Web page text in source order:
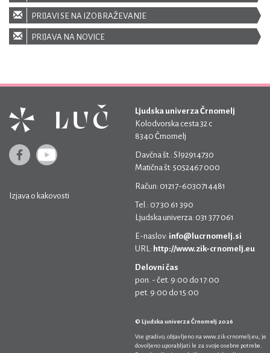
PRIJAVI SE NA IZOBRAŽEVANJE
PRIJAVA NA NOVICE
Izjava o kakovosti
Ljudska univerza Črnomelj
Kolodvorska cesta 32 c
8340 Črnomelj
Davčna št.: SI92914730
Matična št: 5052467 000
Račun: 01217-6030714481
Tel.: 07 30 61 390
Ljudska univerza: 031 377 061
E-naslov: info@lucrnomelj.si
URL: http://www.zik-crnomelj.eu
Delovni čas
pon. - čet. 9:00 do 17:00
pet. 9:00 do 15:00
© Ljudska univerza Črnomelj 2026
Vse gradivo, objavljeno na www.zik-crnomelj.eu , je
dovoljeno uporabljati le za svoje osebne potrebe.